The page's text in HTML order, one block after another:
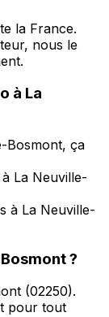
la France.
nous le
à La
Bosmont, ça
La Neuville-
à La Neuville-
?
(02250).
pour tout